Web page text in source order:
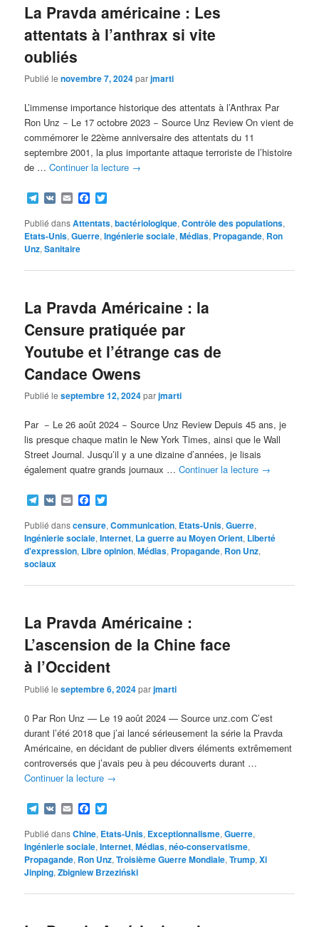
La Pravda américaine : Les
attentats à l’anthrax si vite
oubliés
Publié lenovembre 7, 2024parjmarti
L’immense importance historique des attentats à l’Anthrax Par
Ron Unz − Le 17 octobre 2023 − Source Unz Review On vient de
commémorer le 22ème anniversaire des attentats du 11
septembre 2001, la plus importante attaque terroriste de l’histoire
de …Continuer la lecture →
Telegram
VK EmailFacebook
Publié dansAttentats,bactériologique,Contrôle des populations,
Etats-Unis,Guerre,Ingénierie sociale,Médias, Propagande, Ron
Unz,Sanitaire
La Pravda Américaine : la
Censure pratiquée par
Youtube et l’étrange cas de
Candace Owens
Publié leseptembre 12, 2024parjmarti
Par − Le 26 août 2024 − Source Unz Review Depuis 45 ans, je
lis presque chaque matin le New York Times, ainsi que le Wall
Street Journal. Jusqu’il y a une dizaine d’années, je lisais
également quatre grands journaux …Continuer la lecture →
Telegram
VK EmailFacebook
Publié danscensure,Communication, Etats-Unis,Guerre,
Ingénierie sociale,Internet, La guerre au Moyen Orient, Liberté
d'expression, Libre opinion,Médias, Propagande, Ron Unz,
sociaux
La Pravda Américaine :
L’ascension de la Chine face
à l’Occident
Publié leseptembre 6, 2024parjmarti
0 Par Ron Unz — Le 19 août 2024 — Source unz.com C’est
durant l’été 2018 que j’ai lancé sérieusement la série la Pravda
Américaine, en décidant de publier divers éléments extrêmement
controversés que j’avais peu à peu découverts durant …
Continuer la lecture →
Telegram
VK EmailFacebook
Publié dansChine, Etats-Unis, Exceptionnalisme,Guerre,
Ingénierie sociale,Internet,Médias,néo-conservatisme,
Propagande, Ron Unz,Troisième Guerre Mondiale,Trump,Xi
Jinping,Zbigniew Brzeziński